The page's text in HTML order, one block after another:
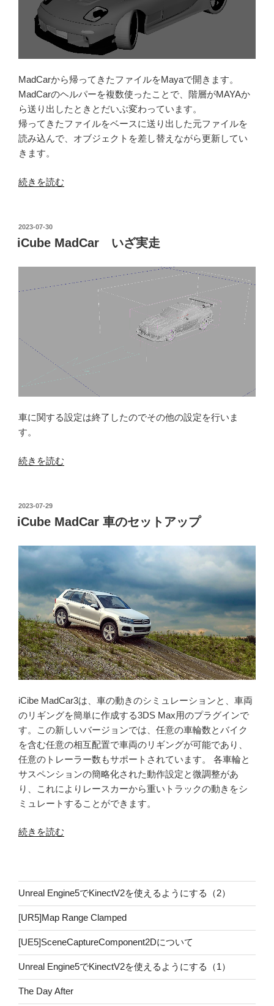
MadCarから帰ってきたファイルをMayaで開きます。
MadCarのヘルパーを複数使ったことで、階層がMAYAか
ら送り出したときとだいぶ変わっています。
帰ってきたファイルをベースに送り出した元ファイルを
読み込んで、オブジェクトを差し替えながら更新してい
きます。
“車
ン
ト
ー
め
グ”
続きを読む
投
稿
日:
2023-07-30
iCube MadCar いざ実走
車に関する設定は終了したのでその他の設定を行いま
す。
“iCube
ざ
実
の
続きを読む
投
稿
日:
2023-07-29
iCube MadCar 車のセットアップ
iCibe MadCar3は、車の動きのシミュレーションと、車両
のリギングを簡単に作成する3DS Max用のプラグインで
す。この新しいバージョンでは、任意の車輪数とバイク
を含む任意の相互配置で車両のリギングが可能であり、
任意のトレーラー数もサポートされています。 各車輪と
サスペンションの簡略化された動作設定と微調整があ
り、これによりレースカーから重いトラックの動きをシ
ミュレートすることができます。
“iCube
セ
ッ
ト
ア
ッ
プ”
の
続きを読む
Unreal Engine5でKinectV2を使えるようにする（2）
[UR5]Map Range Clamped
[UE5]SceneCaptureComponent2Dについて
Unreal Engine5でKinectV2を使えるようにする（1）
The Day After